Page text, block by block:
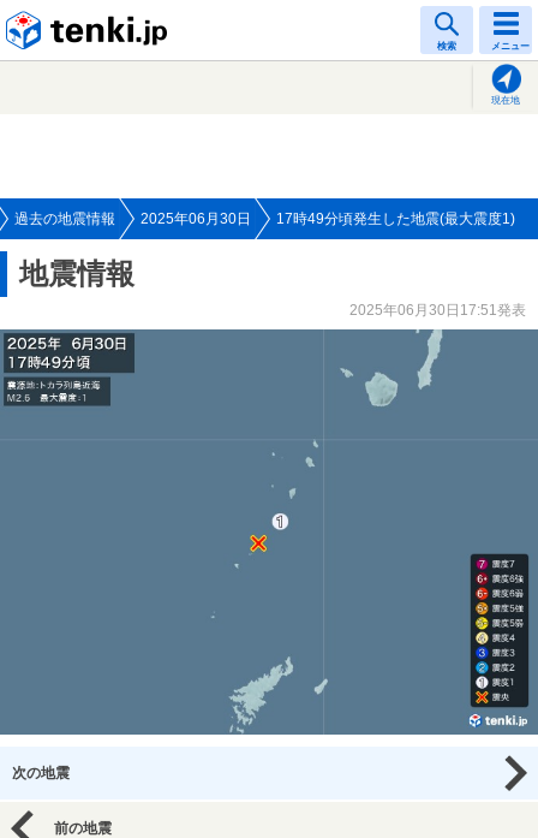
検索 メニュー
現在地
過去の地震情報 2025年06月30日 17時49分頃発生した地震(最大震度1)
地震情報
2025年06月30日17:51発表
次の地震
前の地震